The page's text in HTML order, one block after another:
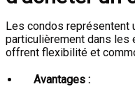
Les condos représentent
particulièrement dans les
offrent flexibilité et
Avantages :